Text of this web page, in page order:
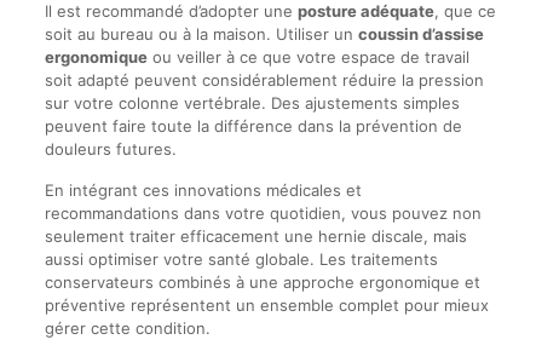
Il est recommandé d’adopter une posture adéquate, que ce
soit au bureau ou à la maison. Utiliser un coussin d’assise
ergonomiqueou veiller à ce que votre espace de travail
soit adapté peuvent considérablement réduire la pression
sur votre colonne vertébrale. Des ajustements simples
peuvent faire toute la différence dans la prévention de
douleurs futures.
En intégrant ces innovations médicales et
recommandations dans votre quotidien, vous pouvez non
seulement traiter efficacement une hernie discale, mais
aussi optimiser votre santé globale. Les traitements
conservateurs combinés à une approche ergonomique et
préventive représentent un ensemble complet pour mieux
gérer cette condition.